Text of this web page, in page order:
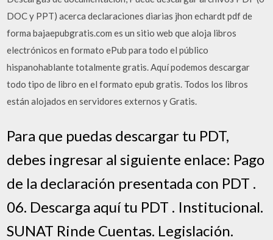
DOC y PPT) acerca declaraciones diarias jhon echardt pdf de
forma bajaepubgratis.com es un sitio web que aloja libros
electrónicos en formato ePub para todo el público
hispanohablante totalmente gratis. Aquí podemos descargar
todo tipo de libro en el formato epub gratis. Todos los libros
están alojados en servidores externos y Gratis.
Para que puedas descargar tu PDT,
debes ingresar al siguiente enlace: Pago
de la declaración presentada con PDT .
06. Descarga aquí tu PDT . Institucional.
SUNAT Rinde Cuentas. Legislación.